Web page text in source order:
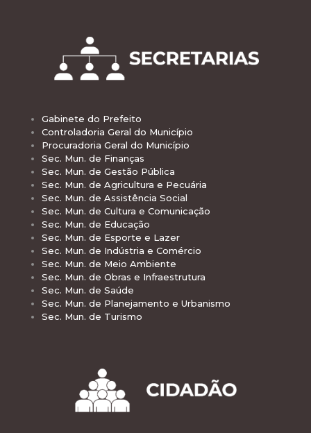
Gabinete do Prefeito
Controladoria Geral do Município
Procuradoria Geral do Município
Sec. Mun. de Finanças
Sec. Mun. de Gestão Pública
Sec. Mun. de Agricultura e Pecuária
Sec. Mun. de Assistência Social
Sec. Mun. de Cultura e Comunicação
Sec. Mun. de Educação
Sec. Mun. de Esporte e Lazer
Sec. Mun. de Indústria e Comércio
Sec. Mun. de Meio Ambiente
Sec. Mun. de Obras e Infraestrutura
Sec. Mun. de Saúde
Sec. Mun. de Planejamento e Urbanismo
Sec. Mun. de Turismo